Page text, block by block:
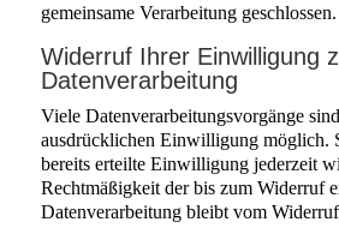
gemeinsame Verarbeitung geschlossen.
Widerruf Ihrer Einwilligung
Datenverarbeitung
Viele Datenverarbeitungsvorgänge
ausdrücklichen Einwilligung möglich.
bereits erteilte Einwilligung jederzeit
Rechtmäßigkeit der bis zum Widerruf
Datenverarbeitung bleibt vom